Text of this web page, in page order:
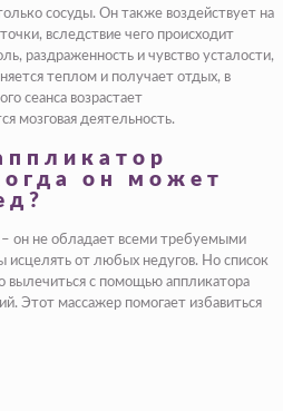
сосуды. Он также воздействует на
вследствие чего происходит
раздраженность и чувство усталости,
теплом и получает отдых, в
сеанса возрастает
мозговая деятельность.
он может
он не обладает всеми требуемыми
исцелять от любых недугов. Но список
вылечиться с помощью аппликатора
Этот массажер помогает избавиться